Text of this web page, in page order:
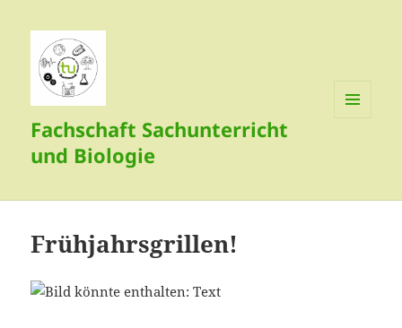
Fachschaft Sachunterricht
und Biologie
Frühjahrsgrillen!